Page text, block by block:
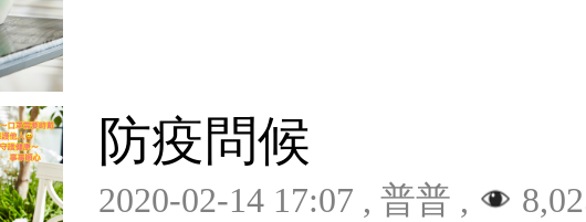
防疫問候
2020-02-14 17:07 , 普普 ,